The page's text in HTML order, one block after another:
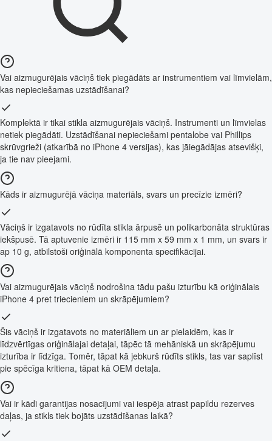
Vai aizmugurējais vāciņš tiek piegādāts ar instrumentiem vai līmvielām,
kas nepieciešamas uzstādīšanai?
Komplektā ir tikai stikla aizmugurējais vāciņš. Instrumenti un līmvielas
netiek piegādāti. Uzstādīšanai nepieciešami pentalobe vai Phillips
skrūvgrieži (atkarībā no iPhone 4 versijas), kas jāiegādājas atsevišķi,
ja tie nav pieejami.
Kāds ir aizmugurējā vāciņa materiāls, svars un precīzie izmēri?
Vāciņš ir izgatavots no rūdīta stikla ārpusē un polikarbonāta struktūras
iekšpusē. Tā aptuvenie izmēri ir 115 mm x 59 mm x 1 mm, un svars ir
ap 10 g, atbilstoši oriģinālā komponenta specifikācijai.
Vai aizmugurējais vāciņš nodrošina tādu pašu izturību kā oriģinālais
iPhone 4 pret triecieniem un skrāpējumiem?
Šis vāciņš ir izgatavots no materiāliem un ar pielaidēm, kas ir
līdzvērtīgas oriģinālajai detaļai, tāpēc tā mehāniskā un skrāpējumu
izturība ir līdzīga. Tomēr, tāpat kā jebkurš rūdīts stikls, tas var saplīst
pie spēcīga kritiena, tāpat kā OEM detaļa.
Vai ir kādi garantijas nosacījumi vai iespēja atrast papildu rezerves
daļas, ja stikls tiek bojāts uzstādīšanas laikā?